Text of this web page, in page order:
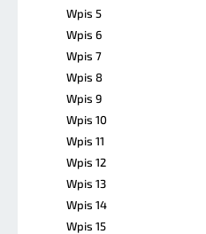
Wpis 5
Wpis 6
Wpis 7
Wpis 8
Wpis 9
Wpis 10
Wpis 11
Wpis 12
Wpis 13
Wpis 14
Wpis 15